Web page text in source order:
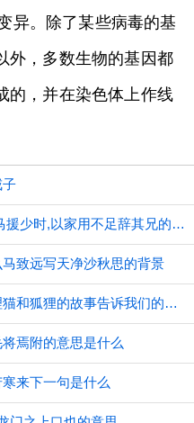
异。除了某些病毒的基
外，多数生物的基因都
的，并在染色体上作线
子
马援少时,以家用不足辞其兄翻译马援少时,以家用不足辞其兄的意思
致远写天净沙秋思的背景
猫和狐狸的故事告诉我们什么道理猫和狐狸的故事告诉我们的道理
焉附的意思是什么
来下一句是什么